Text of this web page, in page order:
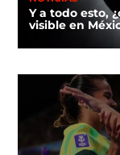
Y a todo esto,
visible en